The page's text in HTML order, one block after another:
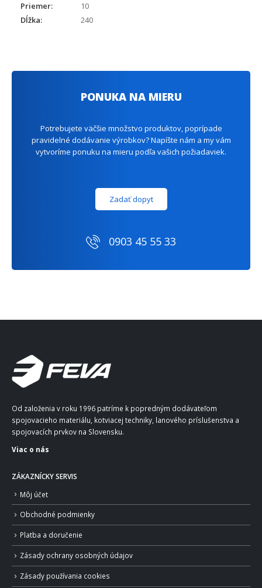
Priemer:
10
Dĺžka:
240
PONUKA NA MIERU
Potrebujete väčšie množstvo produktov, poprípade
pravidelné dodávanie výrobkov? Napíšte nám a my vám
vytvoríme ponuku na mieru podľa vašich požiadaviek.
Zadať dopyt
0903 45 55 33
Od založenia v roku 1996 patríme k popredným dodávateľom
spojovacieho materiálu, kotviacej techniky, lanového príslušenstva a
spojovacích prvkov na Slovensku.
Viac o nás
ZÁKAZNÍCKY SERVIS
Môj účet
Obchodné podmienky
Platba a doručenie
Zásady ochrany osobných údajov
Zásady používania cookies